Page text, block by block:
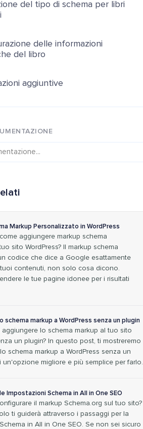
del tipo di schema per libri
delle informazioni
del libro
aggiuntive
Markup Personalizzato in WordPress
aggiungere markup schema
sito WordPress? Il markup schema
codice che dice a Google esattamente
contenuti, non solo cosa dicono.
le tue pagine idonee per i risultati
schema markup a WordPress senza un plugin
lo schema markup al tuo sito
un plugin? In questo post, ti mostreremo
schema markup a WordPress senza un
un'opzione migliore e più semplice per farlo.
Impostazioni Schema in All in One SEO
il markup Schema.org sul tuo sito?
ti guiderà attraverso i passaggi per la
in All in One SEO. Se non sei sicuro